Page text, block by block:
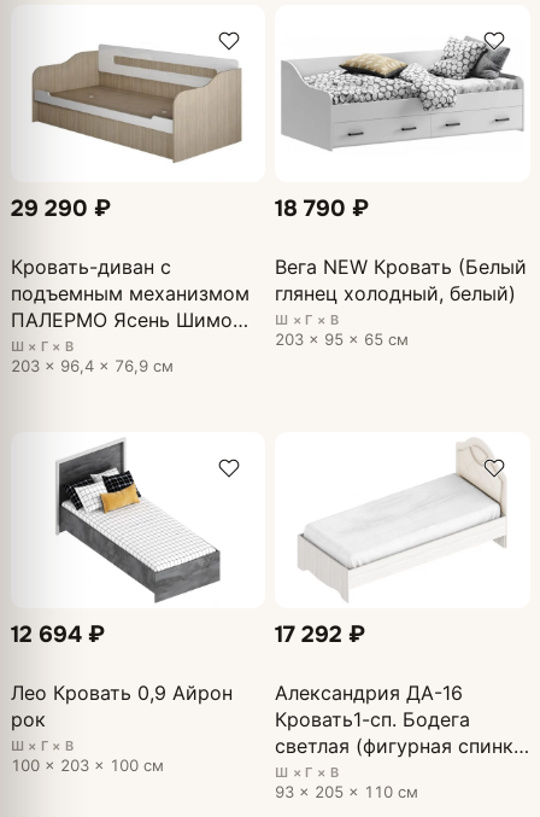
29 290 ₽
Кровать-диван с
подъемным механизмом
ПАЛЕРМО Ясень Шимо
светлый, глянцевая Белый
Ш × Г × В
203 × 96,4 × 76,9 см
18 790 ₽
Вега NEW Кровать (Белый
глянец холодный, белый)
Ш × Г × В
203 × 95 × 65 см
12 694 ₽
Лео Кровать 0,9 Айрон
рок
Ш × Г × В
100 × 203 × 100 см
17 292 ₽
Александрия ДА-16
Кровать1-сп. Бодега
светлая (фигурная спинка
ткань)
Ш × Г × В
93 × 205 × 110 см